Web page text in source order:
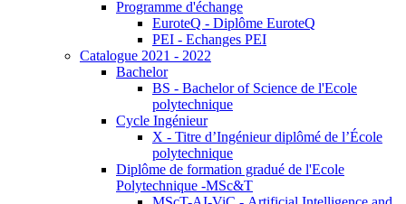
Programme d'échange
EuroteQ - Diplôme EuroteQ
PEI - Echanges PEI
Catalogue 2021 - 2022
Bachelor
BS - Bachelor of Science de l'Ecole
polytechnique
Cycle Ingénieur
X - Titre d’Ingénieur diplômé de l’École
polytechnique
Diplôme de formation gradué de l'Ecole
Polytechnique -MSc&T